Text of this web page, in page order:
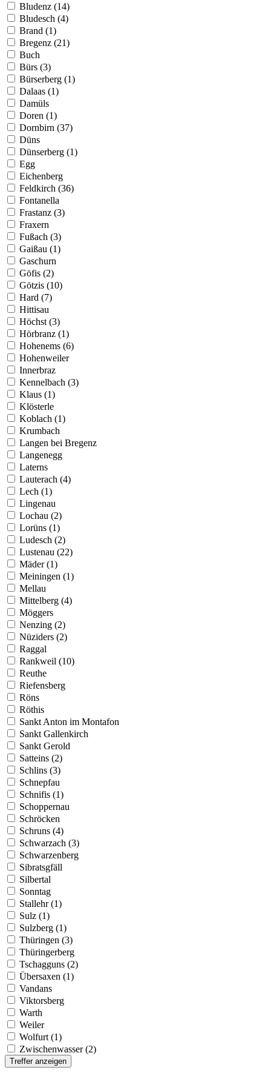
Bludenz (14)
Bludesch (4)
Brand (1)
Bregenz (21)
Buch
Bürs (3)
Bürserberg (1)
Dalaas (1)
Damüls
Doren (1)
Dornbirn (37)
Düns
Dünserberg (1)
Egg
Eichenberg
Feldkirch (36)
Fontanella
Frastanz (3)
Fraxern
Fußach (3)
Gaißau (1)
Gaschurn
Göfis (2)
Götzis (10)
Hard (7)
Hittisau
Höchst (3)
Hörbranz (1)
Hohenems (6)
Hohenweiler
Innerbraz
Kennelbach (3)
Klaus (1)
Klösterle
Koblach (1)
Krumbach
Langen bei Bregenz
Langenegg
Laterns
Lauterach (4)
Lech (1)
Lingenau
Lochau (2)
Lorüns (1)
Ludesch (2)
Lustenau (22)
Mäder (1)
Meiningen (1)
Mellau
Mittelberg (4)
Möggers
Nenzing (2)
Nüziders (2)
Raggal
Rankweil (10)
Reuthe
Riefensberg
Röns
Röthis
Sankt Anton im Montafon
Sankt Gallenkirch
Sankt Gerold
Satteins (2)
Schlins (3)
Schnepfau
Schnifis (1)
Schoppernau
Schröcken
Schruns (4)
Schwarzach (3)
Schwarzenberg
Sibratsgfäll
Silbertal
Sonntag
Stallehr (1)
Sulz (1)
Sulzberg (1)
Thüringen (3)
Thüringerberg
Tschagguns (2)
Übersaxen (1)
Vandans
Viktorsberg
Warth
Weiler
Wolfurt (1)
Zwischenwasser (2)
Treffer anzeigen